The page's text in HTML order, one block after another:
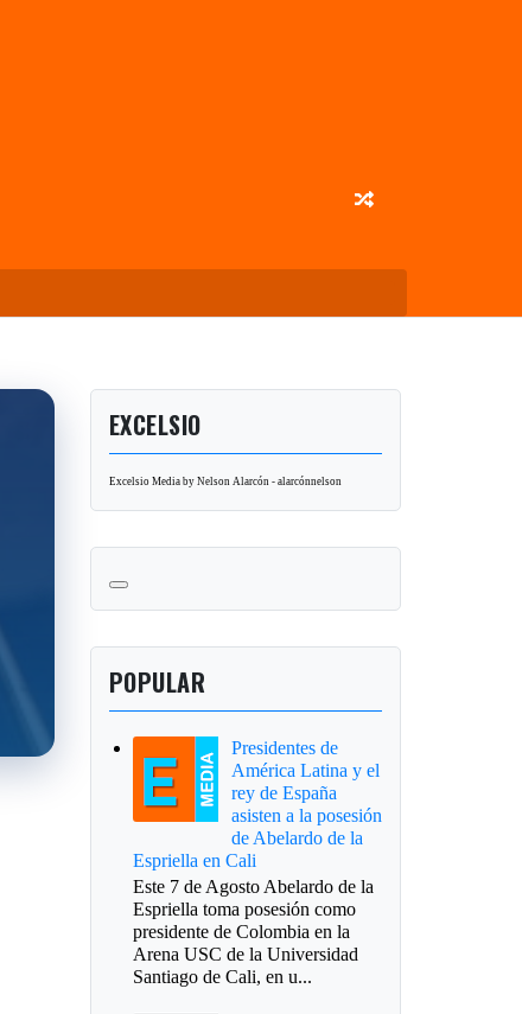
EXCELSIO
Excelsio Media by Nelson Alarcón - alarcónnelson
POPULAR
Presidentes de
América Latina y el
rey de España
asisten a la posesión
de Abelardo de la
Espriella en Cali
Este 7 de Agosto Abelardo de la
Espriella toma posesión como
presidente de Colombia en la
Arena USC de la Universidad
Santiago de Cali, en u...